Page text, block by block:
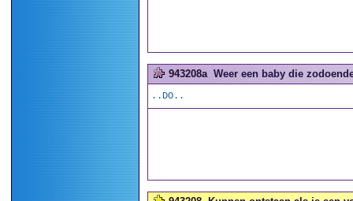
943208a Weer een baby die
..DO..